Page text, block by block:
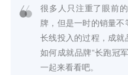
很多人只注重了眼前
牌，但是一时的销量
长线投入的过程，成就
如何成就品牌“长跑冠
一起来看看吧。